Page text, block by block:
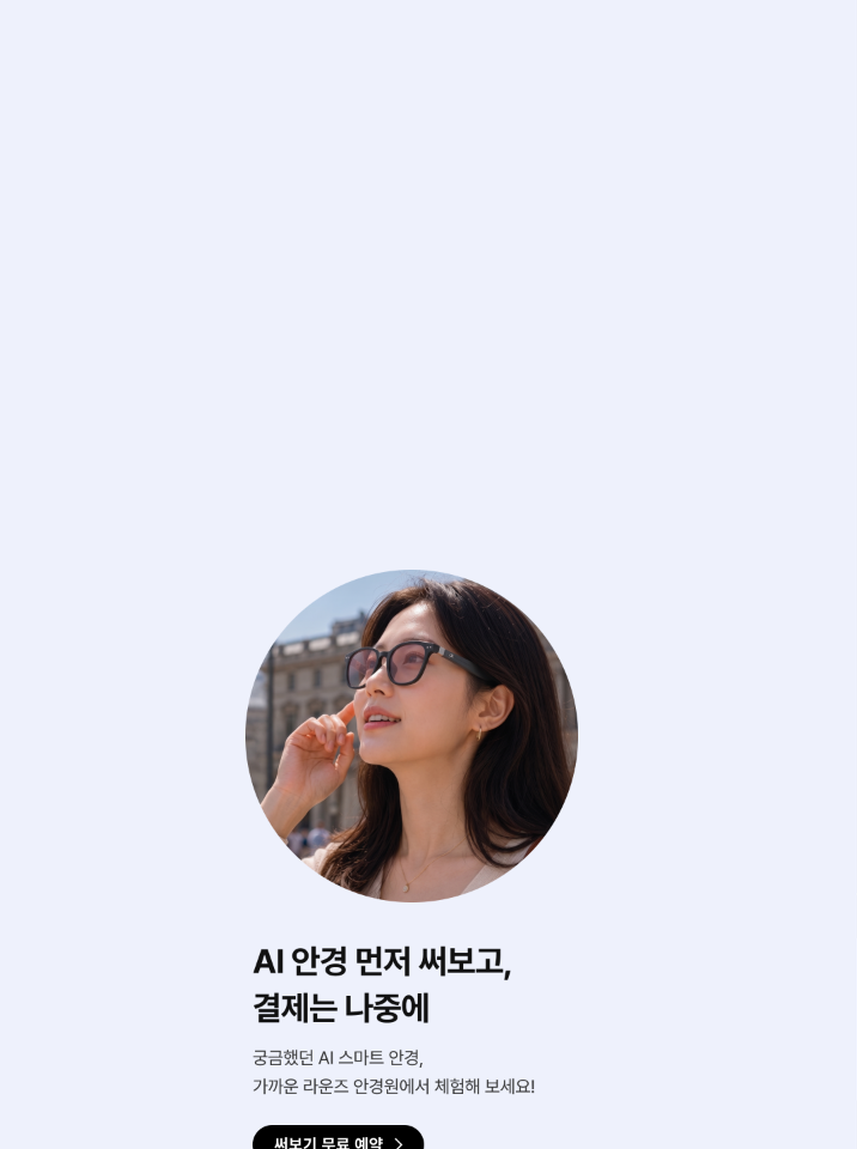
내게 딱 맞는 스타일 추천받기
AI가 내 얼굴형을 분석해서
어울리는 제품을 찾아드려요.